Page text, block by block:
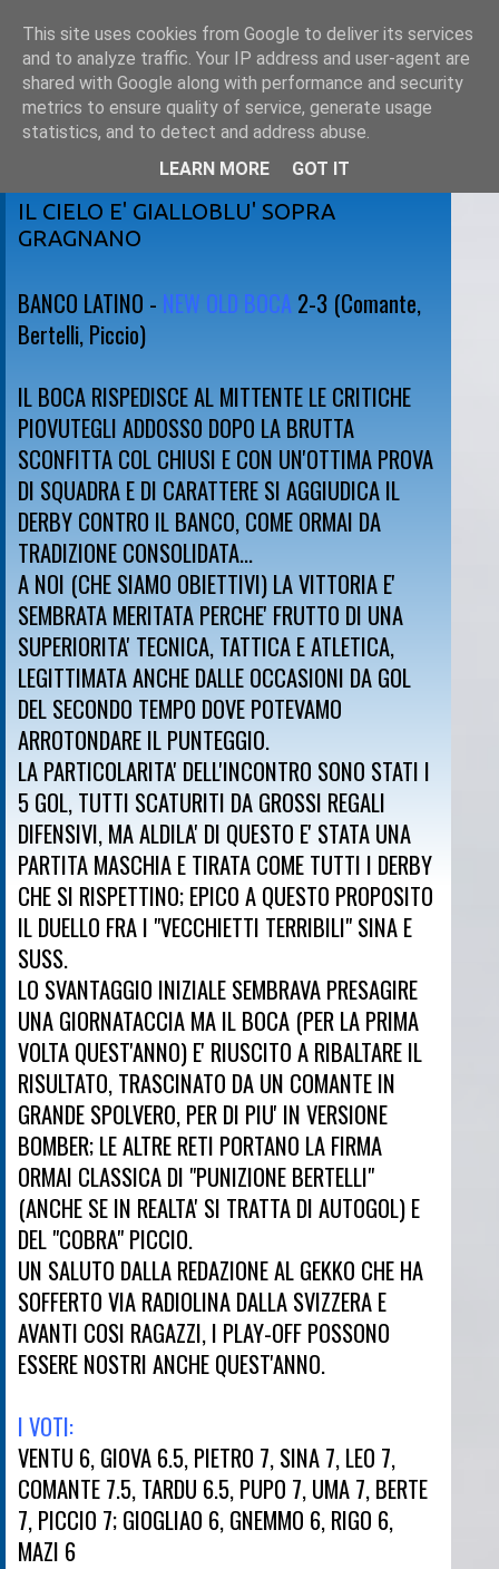
domenica 5 aprile 2009
IL CIELO E' GIALLOBLU' SOPRA
GRAGNANO
BANCO LATINO - NEW OLD BOCA 2-3 (Comante,
Bertelli, Piccio)
IL BOCA RISPEDISCE AL MITTENTE LE CRITICHE
PIOVUTEGLI ADDOSSO DOPO LA BRUTTA
SCONFITTA COL CHIUSI E CON UN'OTTIMA PROVA
DI SQUADRA E DI CARATTERE SI AGGIUDICA IL
DERBY CONTRO IL BANCO, COME ORMAI DA
TRADIZIONE CONSOLIDATA...
A NOI (CHE SIAMO OBIETTIVI) LA VITTORIA E'
SEMBRATA MERITATA PERCHE' FRUTTO DI UNA
SUPERIORITA' TECNICA, TATTICA E ATLETICA,
LEGITTIMATA ANCHE DALLE OCCASIONI DA GOL
DEL SECONDO TEMPO DOVE POTEVAMO
ARROTONDARE IL PUNTEGGIO.
LA PARTICOLARITA' DELL'INCONTRO SONO STATI I
5 GOL, TUTTI SCATURITI DA GROSSI REGALI
DIFENSIVI, MA ALDILA' DI QUESTO E' STATA UNA
PARTITA MASCHIA E TIRATA COME TUTTI I DERBY
CHE SI RISPETTINO; EPICO A QUESTO PROPOSITO
IL DUELLO FRA I "VECCHIETTI TERRIBILI" SINA E
SUSS.
LO SVANTAGGIO INIZIALE SEMBRAVA PRESAGIRE
UNA GIORNATACCIA MA IL BOCA (PER LA PRIMA
VOLTA QUEST'ANNO) E' RIUSCITO A RIBALTARE IL
RISULTATO, TRASCINATO DA UN COMANTE IN
GRANDE SPOLVERO, PER DI PIU' IN VERSIONE
BOMBER; LE ALTRE RETI PORTANO LA FIRMA
ORMAI CLASSICA DI "PUNIZIONE BERTELLI"
(ANCHE SE IN REALTA' SI TRATTA DI AUTOGOL) E
DEL "COBRA" PICCIO.
UN SALUTO DALLA REDAZIONE AL GEKKO CHE HA
SOFFERTO VIA RADIOLINA DALLA SVIZZERA E
AVANTI COSI RAGAZZI, I PLAY-OFF POSSONO
ESSERE NOSTRI ANCHE QUEST'ANNO.
I VOTI:
VENTU 6, GIOVA 6.5, PIETRO 7, SINA 7, LEO 7,
COMANTE 7.5, TARDU 6.5, PUPO 7, UMA 7, BERTE
7, PICCIO 7; GIOGLIAO 6, GNEMMO 6, RIGO 6,
MAZI 6
This site uses cookies from Google to deliver its services
and to analyze traffic. Your IP address and user-agent are
shared with Google along with performance and security
metrics to ensure quality of service, generate usage
statistics, and to detect and address abuse.
LEARN MORE
GOT IT